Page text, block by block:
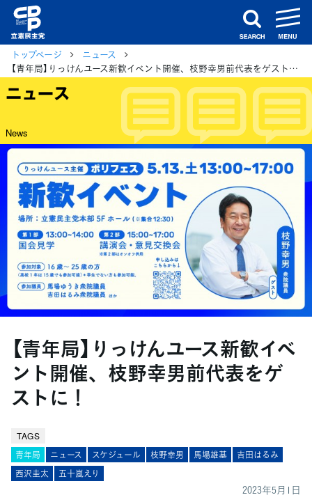
search
トップページ
ニュース
【青年局】りっけんユース新歓イベント開催、枝野幸男前代表をゲストに！
ニュース
News
【青年局】りっけんユース新歓イベ
ント開催、枝野幸男前代表をゲ
ストに！
TAGS
青年局 ニュース スケジュール 枝野幸男 馬場雄基
吉田はるみ
西沢圭太
五十嵐えり
2023年5月1日